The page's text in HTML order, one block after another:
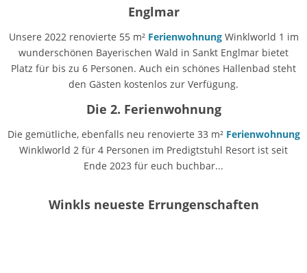
Englmar
Unsere 2022 renovierte 55 m² FerienwohnungWinklworld 1 im
wunderschönen Bayerischen Wald in Sankt Englmar bietet
Platz für bis zu 6 Personen. Auch ein schönes Hallenbad steht
den Gästen kostenlos zur Verfügung.
Die 2. Ferienwohnung
Die gemütliche, ebenfalls neu renovierte 33 m² Ferienwohnung
Winklworld 2 für 4 Personen im Predigtstuhl Resort ist seit
Ende 2023 für euch buchbar...
Winkls neueste Errungenschaften